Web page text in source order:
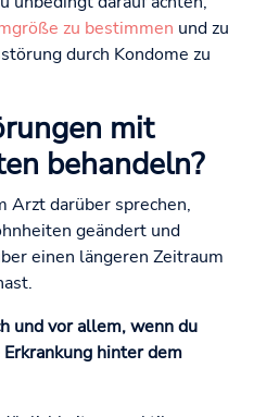
zu bestimmen und zu
durch Kondome zu
mit
behandeln?
Arzt darüber sprechen,
geändert und
einen längeren Zeitraum
und vor allem, wenn du
hinter dem